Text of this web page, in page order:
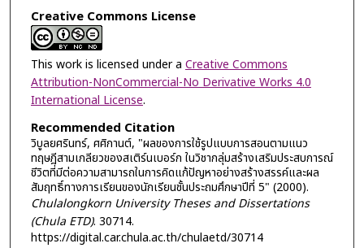
Creative Commons License
This work is licensed under a Creative Commons
Attribution-NonCommercial-No Derivative Works 4.0
International License.
Recommended Citation
วิบูลยศรินทร์, ศศิกานต์, "ผลของการใช้รูปแบบการสอนตามแนว
ทฤษฎีสามเกลียวของสเติร์นเบอร์ก ในวิชากลุ่มสร้างเสริมประสบการณ์
ชีวิตที่มีต่อความสามารถในการคิดแก้ปัญหาอย่างสร้างสรรค์และผล
สัมฤทธิ์ทางการเรียนของนักเรียนชั้นประถมศึกษาปีที่ 5" (2000).
Chulalongkorn University Theses and Dissertations
(Chula ETD). 30714.
https://digital.car.chula.ac.th/chulaetd/30714